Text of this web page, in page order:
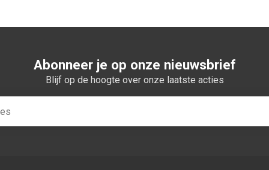
Abonneer je op onze nieuwsbrief
Blijf op de hoogte over onze laatste acties